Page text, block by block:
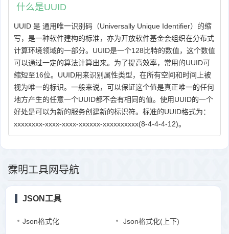
什么是UUID
UUID 是 通用唯一识别码（Universally Unique Identifier）的缩
写，是一种软件建构的标准，亦为开放软件基金会组织在分布式
计算环境领域的一部分。UUID是一个128比特的数值，这个数值
可以通过一定的算法计算出来。为了提高效率，常用的UUID可
缩短至16位。UUID用来识别属性类型，在所有空间和时间上被
视为唯一的标识。一般来说，可以保证这个值是真正唯一的任何
地方产生的任意一个UUID都不会有相同的值。使用UUID的一个
好处是可以为新的服务创建新的标识符。标准的UUID格式为：
xxxxxxxx-xxxx-xxxx-xxxxxx-xxxxxxxxxx(8-4-4-4-12)。
霂明工具网导航
JSON工具
Json格式化 Json格式化(上下)